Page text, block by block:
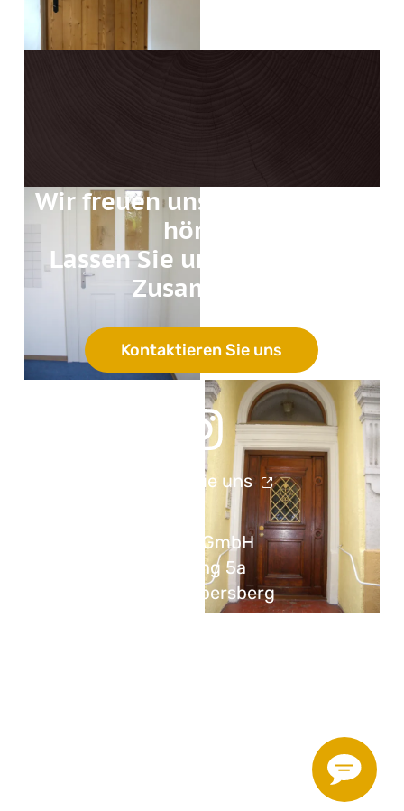
Wir freuen uns von Ihnen zu
hören!
Lassen Sie uns arbeiten –
Zusammen!
Kontaktieren Sie uns
Folgen Sie uns
Soyer GmbH
Rinding 5a
85560 Ebersberg